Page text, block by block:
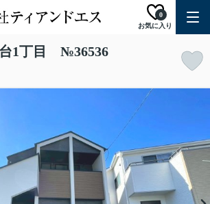
お気に入り
0
1丁目 №36536